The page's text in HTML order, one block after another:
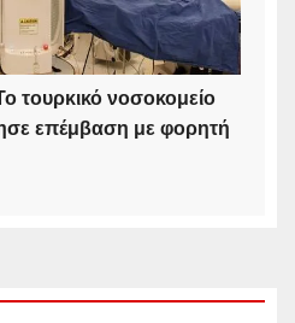
τουρκικό νοσοκομείο
επέμβαση με φορητή